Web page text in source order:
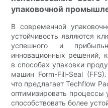
упаковочной
В современной
устойчивость являются
успешного и
инновационных решений,
в способах упаковки
машин Form-Fill-Seal
что предлагает Techflow
оптимизировать процессы
способствовать более